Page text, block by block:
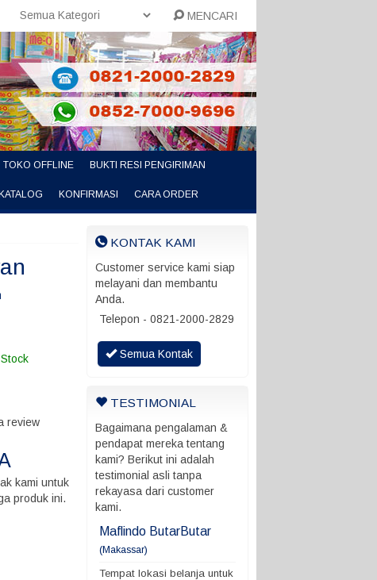
MENCARI
TOKO OFFLINE BUKTI RESI PENGIRIMAN
KATALOG KONFIRMASI CARA ORDER
review
kami untuk
produk ini.
KONTAK KAMI
Customer service kami siap
melayani dan membantu
Anda.
Telepon - 0821-2000-2829
Semua Kontak
TESTIMONIAL
Bagaimana pengalaman &
pendapat mereka tentang
kami? Berikut ini adalah
testimonial asli tanpa
rekayasa dari customer
kami.
burung ada batas
Maflindo ButarButar
(Makassar)
Tempat lokasi belanja untuk